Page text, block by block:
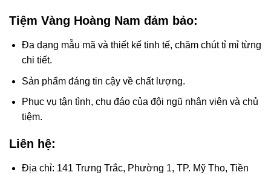
Tiệm Vàng Hoàng Nam đảm bảo:
Đa dạng mẫu mã và thiết kế tinh tế, chăm chút tỉ mỉ từng
chi tiết.
Sản phẩm đáng tin cậy về chất lượng.
Phục vụ tận tình, chu đáo của đội ngũ nhân viên và chủ
tiệm.
Liên hệ:
Địa chỉ: 141 Trưng Trắc, Phường 1, TP. Mỹ Tho, Tiền